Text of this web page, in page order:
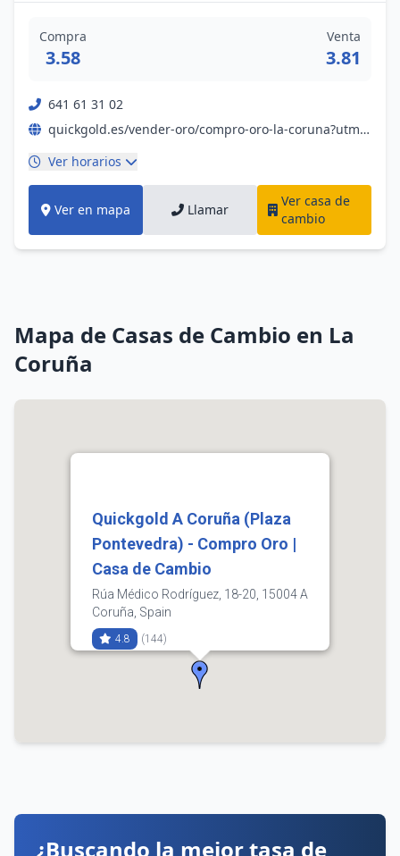
Compra
3.58
Venta
3.81
641 61 31 02
quickgold.es/vender-oro/compro-oro-la-coruna?utm_source=gmb&utm_medium=boton&utm_content&utm_campaign=sitio-web-gmb&servicios=true
Ver horarios
Ver en mapa Llamar
Ver casa de
cambio
Mapa de Casas de Cambio en La
Coruña
Quickgold A Coruña (Plaza
Pontevedra) - Compro Oro |
Casa de Cambio
Rúa Médico Rodríguez, 18-20, 15004 A
Coruña, Spain
4.8 (144)
viernes: 10:00–21:00
¿Buscando la mejor tasa de